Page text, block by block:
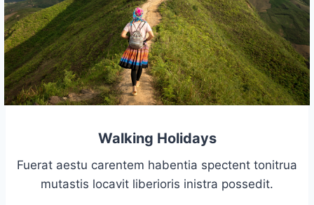
Walking Holidays
Fuerat aestu carentem habentia spectent tonitrua
mutastis locavit liberioris inistra possedit.